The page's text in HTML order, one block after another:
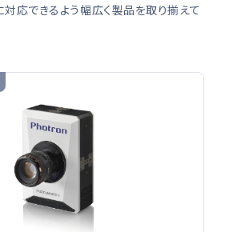
応できるよう幅広く製品を取り揃えて